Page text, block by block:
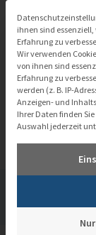
Inhalt
springen
ihnen sind
Erfahrung zu
Wir verwenden
von ihnen sind
Erfahrung zu
werden (z. B. IP-
Anzeigen- und
Ihrer Daten finden
Auswahl jederzeit